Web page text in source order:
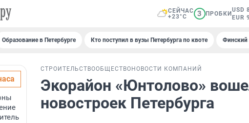
СЕЙЧАС
+23°C
3 ПРОБКИ
USD
EUR
Образование в Петербурге Кто поступил в вузы Петербурга по квоте Финский
СТРОИТЕЛЬСТВООБЩЕСТВО НОВОСТИ КОМПАНИЙ
Экорайон «Юнтолово»
новостроек Петербурга